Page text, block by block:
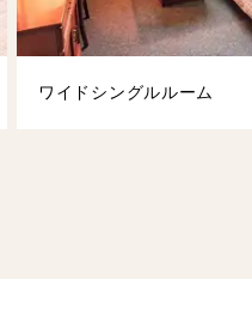
ワイドシングルルーム